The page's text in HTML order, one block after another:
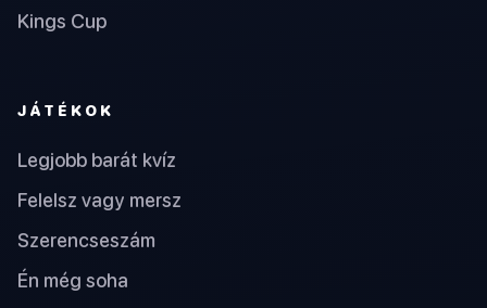
Kings Cup
JÁTÉKOK
Legjobb barát kvíz
Felelsz vagy mersz
Szerencseszám
Én még soha